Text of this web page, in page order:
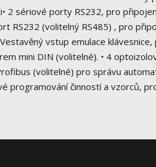
2 sériové porty RS232, pro
RS232 (volitelný RS485) , pro
Vestavěný vstup emulace
mini DIN (volitelné). • 4
(volitelné) pro správu
programování činností a vzorců,